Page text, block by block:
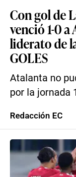
Con gol de
venció 1-0
liderato de
GOLES
Atalanta no
por la jornada
Redacción EC